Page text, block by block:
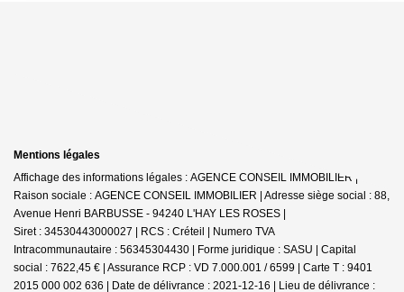
Mentions légales
Affichage des informations légales : AGENCE CONSEIL IMMOBILIER |
Raison sociale : AGENCE CONSEIL IMMOBILIER | Adresse siège social : 88,
Avenue Henri BARBUSSE - 94240 L'HAY LES ROSES |
Siret : 34530443000027 | RCS : Créteil | Numero TVA
Intracommunautaire : 56345304430 | Forme juridique : SASU | Capital
social : 7622,45 € | Assurance RCP : VD 7.000.001 / 6599 | Carte T : 9401
2015 000 002 636 | Date de délivrance : 2021-12-16 | Lieu de délivrance :